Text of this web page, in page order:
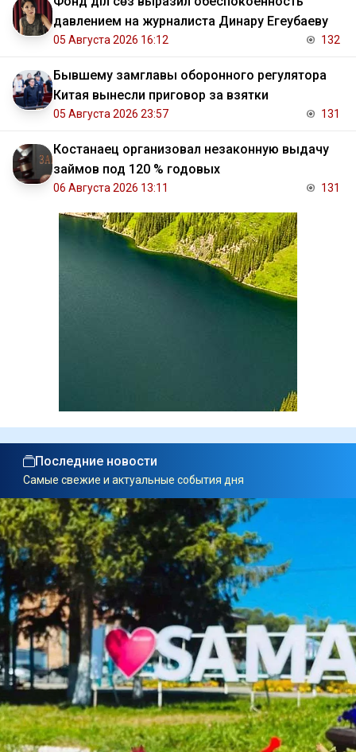
давлением на журналиста Динару Егеубаеву
05 Августа 2026 16:12 132
Бывшему замглавы оборонного регулятора
Китая вынесли приговор за взятки
05 Августа 2026 23:57 131
Костанаец организовал незаконную выдачу
займов под 120 % годовых
06 Августа 2026 13:11 131
Последние новости
Самые свежие и актуальные события дня